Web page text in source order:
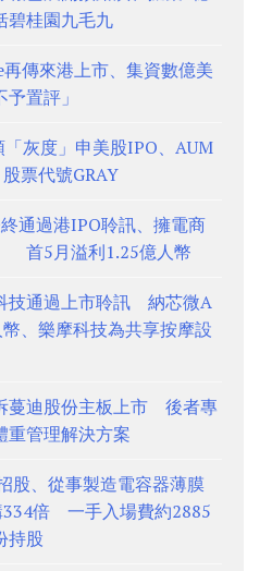
桂園九毛九
傳來港上市、集資數億美
置評」
「灰度」申美股IPO、AUM
票代號GRAY
通過港IPO聆訊、擁電商
首5月溢利1.25億人幣
技通過上市聆訊 納芯微A
、樂摩科技為共享按摩設
蔓迪股份主板上市 後者專
重管理解決方案
股、從事製造電容器薄膜
334倍 一手入場費約2885
持股